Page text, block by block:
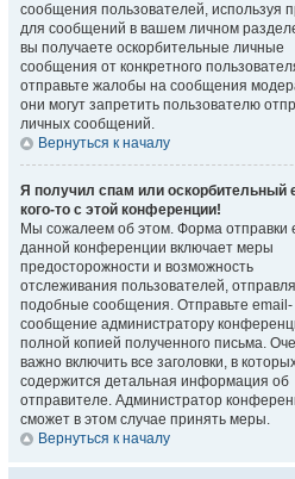
сообщения пользователей, используя
для сообщений в вашем личном
вы получаете оскорбительные личные
сообщения от конкретного
отправьте жалобы на сообщения
они могут запретить пользователю
личных сообщений.
Вернуться к началу
Я получил спам или оскорбительный
кого-то с этой конференции!
Мы сожалеем об этом. Форма отправки
данной конференции включает меры
предосторожности и возможность
отслеживания пользователей,
подобные сообщения. Отправьте email-
сообщение администратору
полной копией полученного письма.
важно включить все заголовки, в
содержится детальная информация об
отправителе. Администратор
сможет в этом случае принять меры.
Вернуться к началу